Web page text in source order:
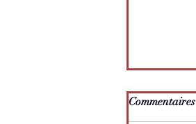
Commentaires